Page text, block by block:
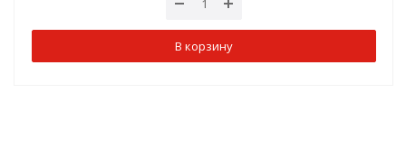
В корзину